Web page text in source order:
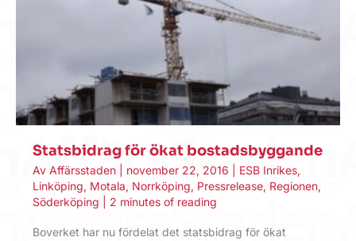
Statsbidrag för ökat bostadsbyggande
Av Affärsstaden november 22, 2016 ESB Inrikes,
Linköping, Motala, Norrköping, Pressrelease, Regionen,
Söderköping
2 minutes of reading
Boverket har nu fördelat det statsbidrag för ökat